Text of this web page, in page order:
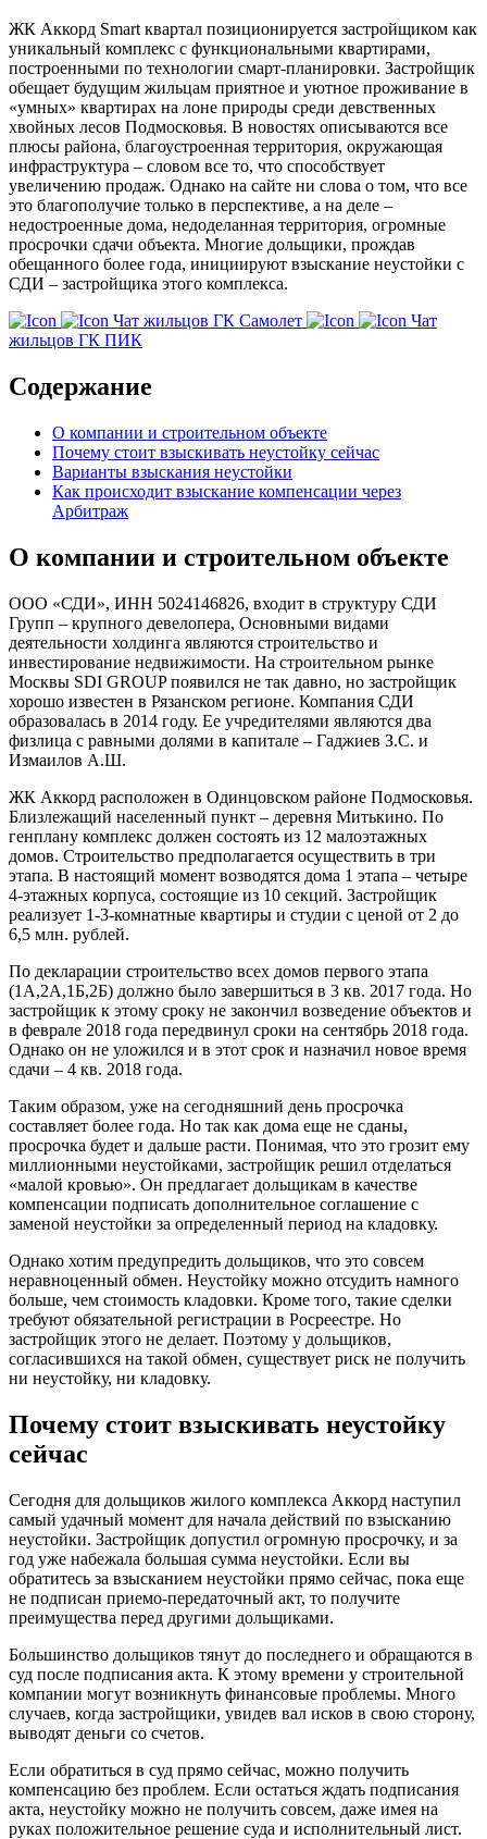
ЖК Аккорд Smart квартал позиционируется застройщиком как
уникальный комплекс с функциональными квартирами,
построенными по технологии смарт-планировки. Застройщик
обещает будущим жильцам приятное и уютное проживание в
«умных» квартирах на лоне природы среди девственных
хвойных лесов Подмосковья. В новостях описываются все
плюсы района, благоустроенная территория, окружающая
инфраструктура – словом все то, что способствует
увеличению продаж. Однако на сайте ни слова о том, что все
это благополучие только в перспективе, а на деле –
недостроенные дома, недоделанная территория, огромные
просрочки сдачи объекта. Многие дольщики, прождав
обещанного более года, инициируют взыскание неустойки с
СДИ – застройщика этого комплекса.
Чат жильцов ГК Самолет
Чат
жильцов ГК ПИК
Содержание
О компании и строительном объекте
Почему стоит взыскивать неустойку сейчас
Варианты взыскания неустойки
Как происходит взыскание компенсации через
Арбитраж
О компании и строительном объекте
ООО «СДИ», ИНН 5024146826, входит в структуру СДИ
Групп – крупного девелопера, Основными видами
деятельности холдинга являются строительство и
инвестирование недвижимости. На строительном рынке
Москвы SDI GROUP появился не так давно, но застройщик
хорошо известен в Рязанском регионе. Компания СДИ
образовалась в 2014 году. Ее учредителями являются два
физлица с равными долями в капитале – Гаджиев З.С. и
Измаилов А.Ш.
ЖК Аккорд расположен в Одинцовском районе Подмосковья.
Близлежащий населенный пункт – деревня Митькино. По
генплану комплекс должен состоять из 12 малоэтажных
домов. Строительство предполагается осуществить в три
этапа. В настоящий момент возводятся дома 1 этапа – четыре
4-этажных корпуса, состоящие из 10 секций. Застройщик
реализует 1-3-комнатные квартиры и студии с ценой от 2 до
6,5 млн. рублей.
По декларации строительство всех домов первого этапа
(1А,2А,1Б,2Б) должно было завершиться в 3 кв. 2017 года. Но
застройщик к этому сроку не закончил возведение объектов и
в феврале 2018 года передвинул сроки на сентябрь 2018 года.
Однако он не уложился и в этот срок и назначил новое время
сдачи – 4 кв. 2018 года.
Таким образом, уже на сегодняшний день просрочка
составляет более года. Но так как дома еще не сданы,
просрочка будет и дальше расти. Понимая, что это грозит ему
миллионными неустойками, застройщик решил отделаться
«малой кровью». Он предлагает дольщикам в качестве
компенсации подписать дополнительное соглашение с
заменой неустойки за определенный период на кладовку.
Однако хотим предупредить дольщиков, что это совсем
неравноценный обмен. Неустойку можно отсудить намного
больше, чем стоимость кладовки. Кроме того, такие сделки
требуют обязательной регистрации в Росреестре. Но
застройщик этого не делает. Поэтому у дольщиков,
согласившихся на такой обмен, существует риск не получить
ни неустойку, ни кладовку.
Почему стоит взыскивать неустойку
сейчас
Сегодня для дольщиков жилого комплекса Аккорд наступил
самый удачный момент для начала действий по взысканию
неустойки. Застройщик допустил огромную просрочку, и за
год уже набежала большая сумма неустойки. Если вы
обратитесь за взысканием неустойки прямо сейчас, пока еще
не подписан приемо-передаточный акт, то получите
преимущества перед другими дольщиками.
Большинство дольщиков тянут до последнего и обращаются в
суд после подписания акта. К этому времени у строительной
компании могут возникнуть финансовые проблемы. Много
случаев, когда застройщики, увидев вал исков в свою сторону,
выводят деньги со счетов.
Если обратиться в суд прямо сейчас, можно получить
компенсацию без проблем. Если остаться ждать подписания
акта, неустойку можно не получить совсем, даже имея на
руках положительное решение суда и исполнительный лист.